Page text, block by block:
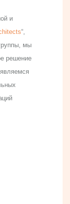
и
“,
мы
решение